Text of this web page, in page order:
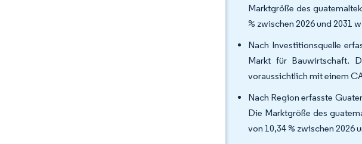
Marktgröße des
% zwischen 2026 und 2031
Nach Investitionsquelle
Markt für Bauwirtschaft.
voraussichtlich mit einem
Nach Region erfasste
Die Marktgröße des
von 10,34 % zwischen 2026